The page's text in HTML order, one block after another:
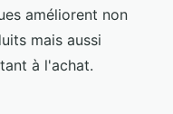
améliorent non
mais aussi
à l'achat.